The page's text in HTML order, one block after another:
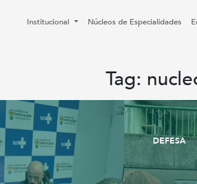
Institucional Núcleos de Especialidades
Tag:
DEFESA